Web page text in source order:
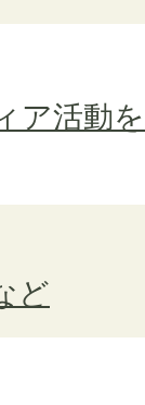
ア活動
ど